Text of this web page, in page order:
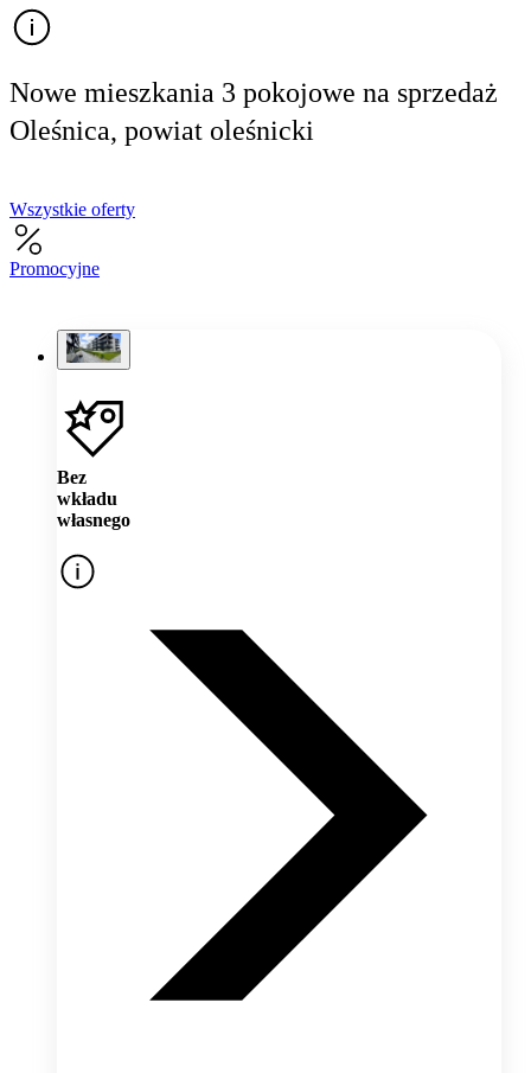
Nowe mieszkania 3 pokojowe na sprzedaż
Oleśnica, powiat oleśnicki
Wszystkie oferty
Promocyjne
Bez
wkładu
własnego